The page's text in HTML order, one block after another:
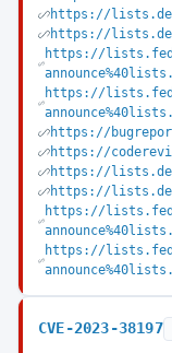
https://
https://
https://
https://
https://
https://
https://
https://
https://
https://
CVE-2023-38197